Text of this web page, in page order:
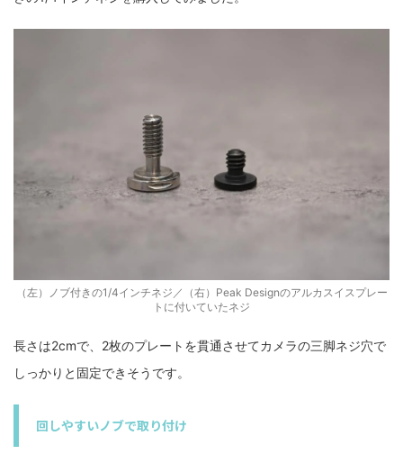
（左）ノブ付きの1/4インチネジ／（右）Peak Designのアルカスイスプレー
トに付いていたネジ
長さは2cmで、2枚のプレートを貫通させてカメラの三脚ネジ穴で
しっかりと固定できそうです。
回しやすいノブで取り付け